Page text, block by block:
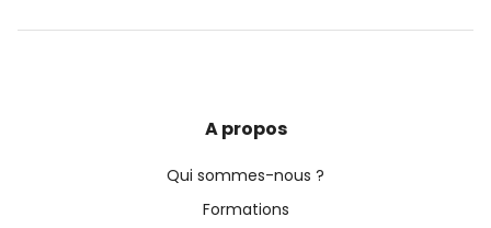
A propos
Qui sommes-nous ?
Formations